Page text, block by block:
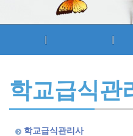
학교급식관
학교급식관리사